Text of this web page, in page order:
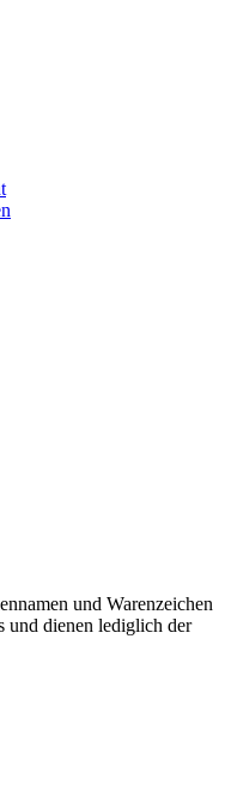
und Warenzeichen
und dienen lediglich der